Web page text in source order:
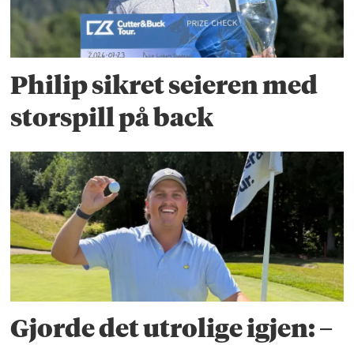
Philip sikret seieren med
storspill på back
Gjorde det utrolige igjen: –